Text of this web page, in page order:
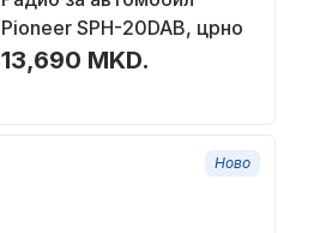
Pioneer SPH-20DAB, црно
13,690 MKD.
Ново